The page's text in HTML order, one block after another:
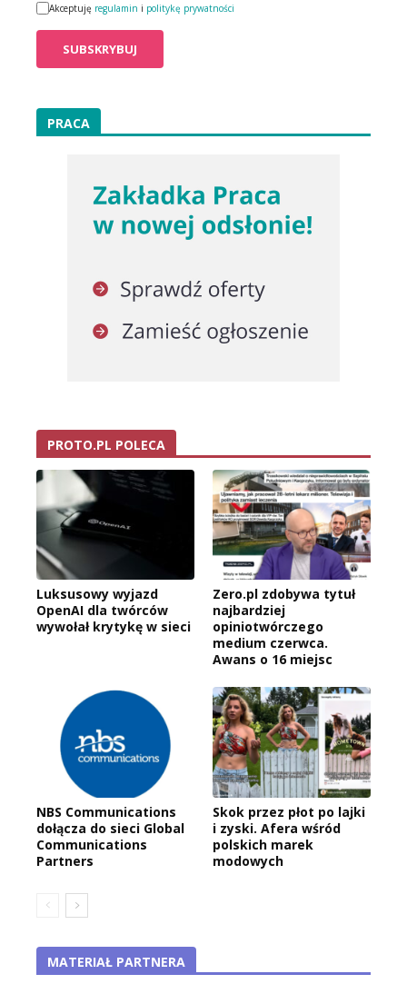
Akceptuję regulamin i politykę prywatności
PRACA
PROTO.PL POLECA
Luksusowy wyjazd
OpenAI dla twórców
wywołał krytykę w sieci
Zero.pl zdobywa tytuł
najbardziej
opiniotwórczego
medium czerwca.
Awans o 16 miejsc
NBS Communications
dołącza do sieci Global
Communications
Partners
Skok przez płot po lajki
i zyski. Afera wśród
polskich marek
modowych
MATERIAŁ PARTNERA